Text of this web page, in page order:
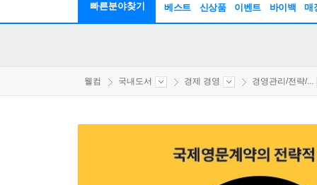
빠른분야찾기 베스트 신상품 이벤트 바이백 매
웰컴 국내도서 경제 경영 경영관리/전략/...